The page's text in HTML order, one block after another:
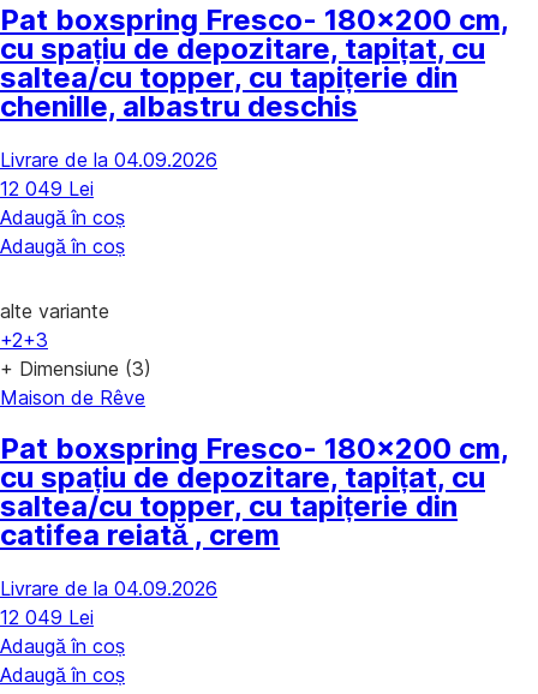
Pat boxspring Fresco- 180x200 cm,
cu spațiu de depozitare, tapițat, cu
saltea/cu topper, cu tapițerie din
chenille, albastru deschis
Livrare de la 04.09.2026
12 049 Lei
Adaugă în coș
Adaugă în coș
alte variante
+2+3
+ Dimensiune (3)
Maison de Rêve
Pat boxspring Fresco- 180x200 cm,
cu spațiu de depozitare, tapițat, cu
saltea/cu topper, cu tapițerie din
catifea reiată , crem
Livrare de la 04.09.2026
12 049 Lei
Adaugă în coș
Adaugă în coș